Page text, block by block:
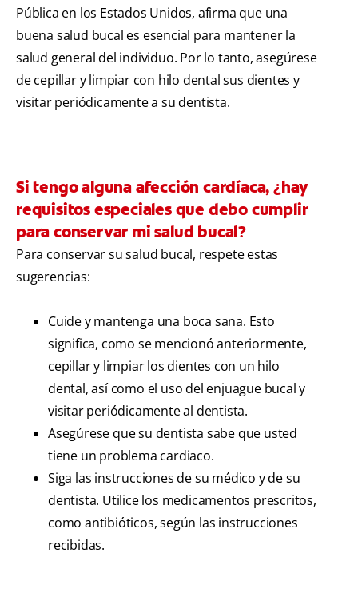
Pública en los Estados Unidos, afirma que una
buena salud bucal es esencial para mantener la
salud general del individuo. Por lo tanto, asegúrese
de cepillar y limpiar con hilo dental sus dientes y
visitar periódicamente a su dentista.
Si tengo alguna afección cardíaca, ¿hay
requisitos especiales que debo cumplir
para conservar mi salud bucal?
Para conservar su salud bucal, respete estas
sugerencias:
Cuide y mantenga una boca sana. Esto
significa, como se mencionó anteriormente,
cepillar y limpiar los dientes con un hilo
dental, así como el uso del enjuague bucal y
visitar periódicamente al dentista.
Asegúrese que su dentista sabe que usted
tiene un problema cardiaco.
Siga las instrucciones de su médico y de su
dentista. Utilice los medicamentos prescritos,
como antibióticos, según las instrucciones
recibidas.